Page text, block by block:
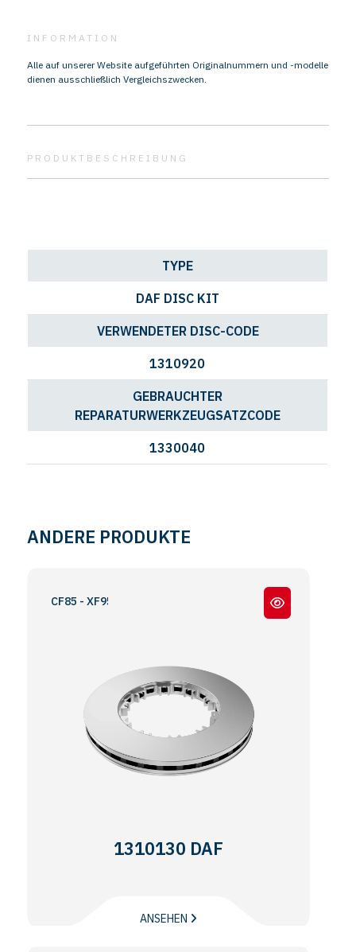
INFORMATION
Alle auf unserer Website aufgeführten Originalnummern und -modelle
dienen ausschließlich Vergleichszwecken.
PRODUKTBESCHREIBUNG
TYPE
DAF DISC KIT
VERWENDETER DISC-CODE
1310920
GEBRAUCHTER
REPARATURWERKZEUGSATZCODE
1330040
ANDERE PRODUKTE
CF85 - XF95
1310130 DAF
ANSEHEN